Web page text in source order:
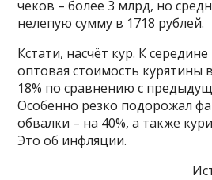
чеков – более 3 млрд, но
нелепую сумму в 1718 рублей.
Кстати, насчёт кур. К
оптовая стоимость курятины
18% по сравнению с
Особенно резко подорожал
обвалки – на 40%, а также
Это об инфляции.